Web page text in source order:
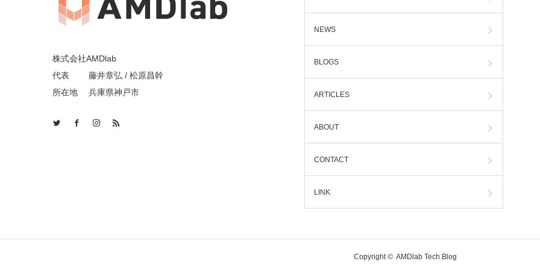
株式会社AMDlab
代表 藤井章弘 / 松原昌幹
所在地 兵庫県神戸市
NEWS
BLOGS
ARTICLES
ABOUT
CONTACT
LINK
Copyright © AMDlab Tech Blog